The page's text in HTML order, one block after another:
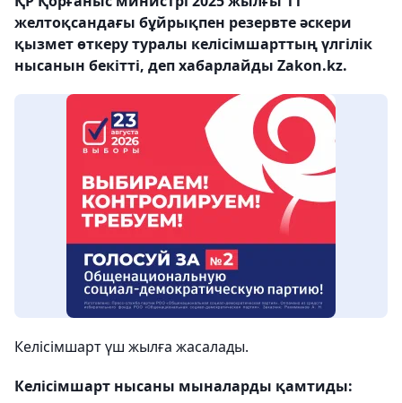
желтоқсандағы бұйрықпен резервте әскери
қызмет өткеру туралы келісімшарттың үлгілік
нысанын бекітті, деп хабарлайды Zakon.kz.
Келісімшарт үш жылға жасалады.
Келісімшарт нысаны мыналарды қамтиды: